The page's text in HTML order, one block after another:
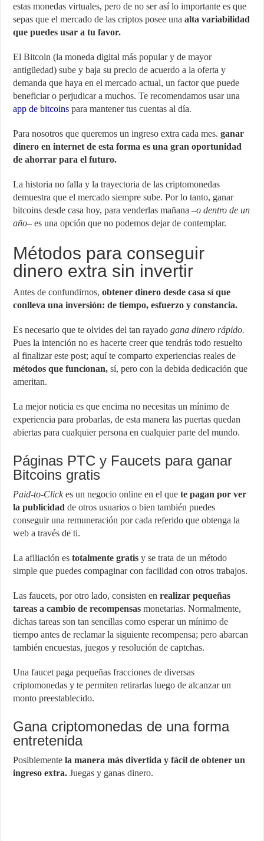
estas monedas virtuales, pero de no ser así lo importante es que
sepas que el mercado de las criptos posee unaalta variabilidad
que puedes usar a tu favor.
El Bitcoin (la moneda digital más popular y de mayor
antigüedad) sube y baja su precio de acuerdo a la oferta y
demanda que haya en el mercado actual, un factor que puede
beneficiar o perjudicar a muchos. Te recomendamos usar una
app de bitcoins para mantener tus cuentas al día.
Para nosotros que queremos un ingreso extra cada mes.ganar
dinero en internet de esta forma es una gran oportunidad
de ahorrar para el futuro.
La historia no falla y la trayectoria de las criptomonedas
demuestra que el mercado siempre sube. Por lo tanto, ganar
bitcoins desde casa hoy, para venderlas mañana –o dentro de un
año– es una opción que no podemos dejar de contemplar.
Métodos para conseguir
dinero extra sin invertir
Antes de confundirnos,obtener dinero desde casa sí que
conlleva una inversión: de tiempo, esfuerzo y constancia.
Es necesario que te olvides del tan rayadogana dinero rápido.
Pues la intención no es hacerte creer que tendrás todo resuelto
al finalizar este post; aquí te comparto experiencias reales de
métodos que funcionan,sí, pero con la debida dedicación que
ameritan.
La mejor noticia es que encima no necesitas un mínimo de
experiencia para probarlas, de esta manera las puertas quedan
abiertas para cualquier persona en cualquier parte del mundo.
Páginas PTC y Faucets para ganar
Bitcoins gratis
Paid-to-Clickes un negocio online en el quete pagan por ver
la publicidad de otros usuarios o bien también puedes
conseguir una remuneración por cada referido que obtenga la
web a través de ti.
La afiliación estotalmente gratisy se trata de un método
simple que puedes compaginar con facilidad con otros trabajos.
Las faucets, por otro lado, consisten en realizar pequeñas
tareas a cambio de recompensas monetarias. Normalmente,
dichas tareas son tan sencillas como esperar un mínimo de
tiempo antes de reclamar la siguiente recompensa; pero abarcan
también encuestas, juegos y resolución de captchas.
Una faucet paga pequeñas fracciones de diversas
criptomonedas y te permiten retirarlas luego de alcanzar un
monto preestablecido.
Gana criptomonedas de una forma
entretenida
Posiblementela manera más divertida y fácil de obtener un
ingreso extra. Juegas y ganas dinero.